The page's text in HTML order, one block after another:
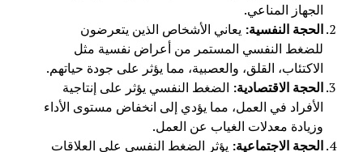
الجهاز المناعي.
الحجة النفسية: يعاني الأشخاص الذين يتعرضون
للضغط النفسي المستمر من أعراض نفسية مثل
الاكتئاب، القلق، والعصبية، مما يؤثر على جودة حياتهم.
الحجة الاقتصادية: الضغط النفسي يؤثر على إنتاجية
الأفراد في العمل، مما يؤدي إلى انخفاض مستوى الأداء
وزيادة معدلات الغياب عن العمل.
الحجة الاجتماعية: يؤثر الضغط النفسي على العلاقات